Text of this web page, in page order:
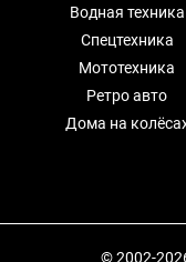
Водная техника
Спецтехника
Мототехника
Ретро авто
Дома на
© 2002-